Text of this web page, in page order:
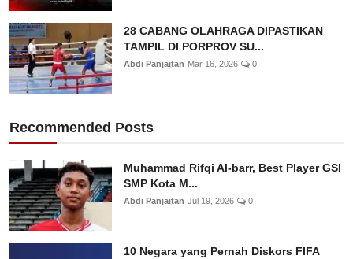
28 CABANG OLAHRAGA DIPASTIKAN
TAMPIL DI PORPROV SU...
Abdi Panjaitan Mar 16, 2026 0
Recommended Posts
Muhammad Rifqi Al-barr, Best Player GSI
SMP Kota M...
Abdi Panjaitan Jul 19, 2026 0
10 Negara yang Pernah Diskors FIFA